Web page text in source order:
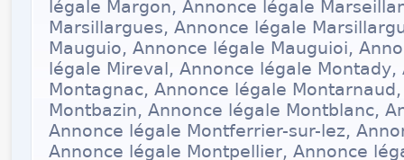
légale Margon, Annonce légale
Marsillargues, Annonce légale
Mauguio, Annonce légale Mauguioi,
légale Mireval, Annonce légale Montady,
Montagnac, Annonce légale
Montbazin, Annonce légale Montblanc,
Annonce légale Montferrier-sur-lez,
Annonce légale Montpellier, Annonce